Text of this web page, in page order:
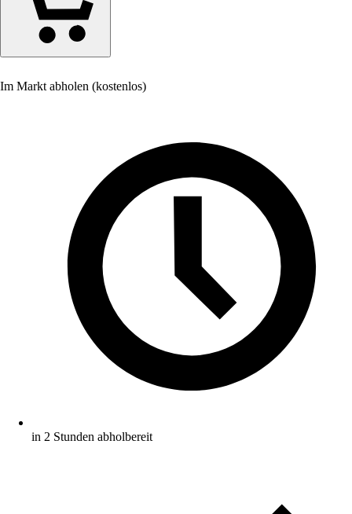
Im Markt abholen (kostenlos)
in 2 Stunden abholbereit